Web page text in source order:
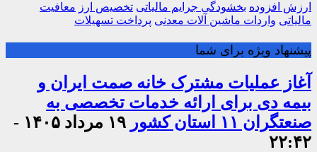
ارزش افزوده بخشودگی جرایم مالیاتی تخصیص ارز معافیت
مالیاتی واردات ماشین آلات معدنی پرداخت تسهیلات
پیشنهاد ویژه برای شما
آغاز عملیات مشترک خانه صمت ایران و
بیمه دی برای ارائه خدمات تخصصی به
صنعتگران ۱۱ استان کشور
۱۹ مرداد ۱۴۰۵ -
۲۲:۴۲